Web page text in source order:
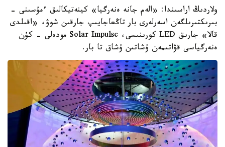
ولاردىڭ اراسىندا: «الەم جانە ەنەرگيا» كينەتيكالىق ءمۇسىنى -
بىرىكتىرىلگەن اسەرلەرى بار تاڭعاجايىپ جارقىن شوۋ، «اقىلدى
قالا» جارىق LED كورىنىسى، Solar Impulse مودەلى - كۇن
ەنەرگياسى قۋاتىمەن ۇشاتىن ۇشاق تا بار.